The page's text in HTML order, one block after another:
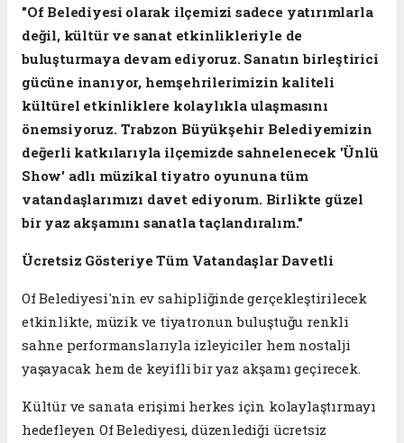
"Of Belediyesi olarak ilçemizi sadece yatırımlarla
değil, kültür ve sanat etkinlikleriyle de
buluşturmaya devam ediyoruz. Sanatın birleştirici
gücüne inanıyor, hemşehrilerimizin kaliteli
kültürel etkinliklere kolaylıkla ulaşmasını
önemsiyoruz. Trabzon Büyükşehir Belediyemizin
değerli katkılarıyla ilçemizde sahnelenecek 'Ünlü
Show' adlı müzikal tiyatro oyununa tüm
vatandaşlarımızı davet ediyorum. Birlikte güzel
bir yaz akşamını sanatla taçlandıralım."
Ücretsiz Gösteriye Tüm Vatandaşlar Davetli
Of Belediyesi'nin ev sahipliğinde gerçekleştirilecek
etkinlikte, müzik ve tiyatronun buluştuğu renkli
sahne performanslarıyla izleyiciler hem nostalji
yaşayacak hem de keyifli bir yaz akşamı geçirecek.
Kültür ve sanata erişimi herkes için kolaylaştırmayı
hedefleyen Of Belediyesi, düzenlediği ücretsiz